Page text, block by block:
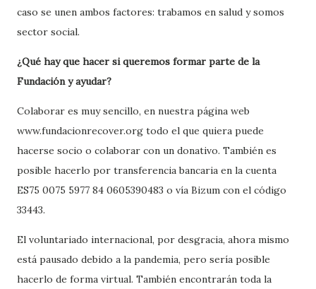
caso se unen ambos factores: trabamos en salud y somos
sector social.
¿Qué hay que hacer si queremos formar parte de la
Fundación y ayudar?
Colaborar es muy sencillo, en nuestra página web
www.fundacionrecover.org todo el que quiera puede
hacerse socio o colaborar con un donativo. También es
posible hacerlo por transferencia bancaria en la cuenta
ES75 0075 5977 84 0605390483 o vía Bizum con el código
33443.
El voluntariado internacional, por desgracia, ahora mismo
está pausado debido a la pandemia, pero sería posible
hacerlo de forma virtual. También encontrarán toda la